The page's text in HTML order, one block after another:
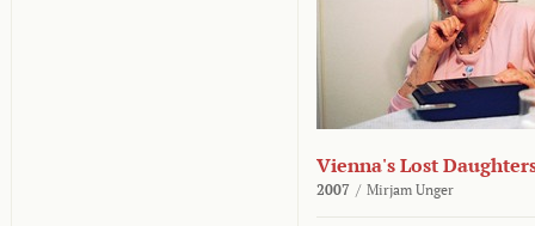
Vienna's Lost
2007 / Mirjam Unger